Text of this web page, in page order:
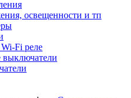
освещенности и тп
Fi реле
выключатели